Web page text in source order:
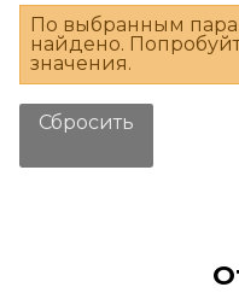
По выбранным
найдено.
значения.
Сбросить